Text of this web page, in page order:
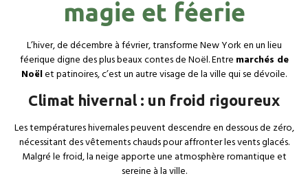
magie et féerie
L’hiver, de décembre à février, transforme New York en un lieu
féerique digne des plus beaux contes de Noël. Entre marchés de
Noëlet patinoires, c’est un autre visage de la ville qui se dévoile.
Climat hivernal : un froid rigoureux
Les températures hivernales peuvent descendre en dessous de zéro,
nécessitant des vêtements chauds pour affronter les vents glacés.
Malgré le froid, la neige apporte une atmosphère romantique et
sereine à la ville.